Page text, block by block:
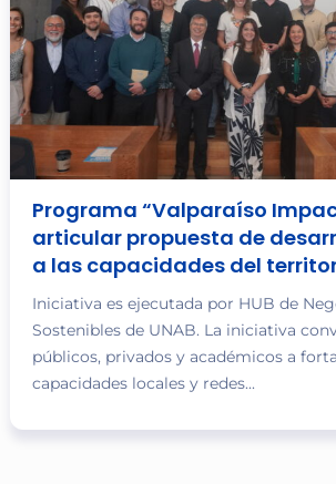
Programa “Valparaíso
articular propuesta de
a las capacidades del
Iniciativa es ejecutada por HUB de
Sostenibles de UNAB. La iniciativa
públicos, privados y académicos a
capacidades locales y redes...